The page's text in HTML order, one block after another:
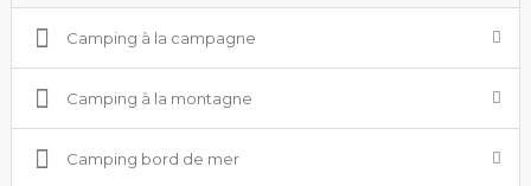
Camping à la campagne
Camping à la montagne
Camping bord de mer